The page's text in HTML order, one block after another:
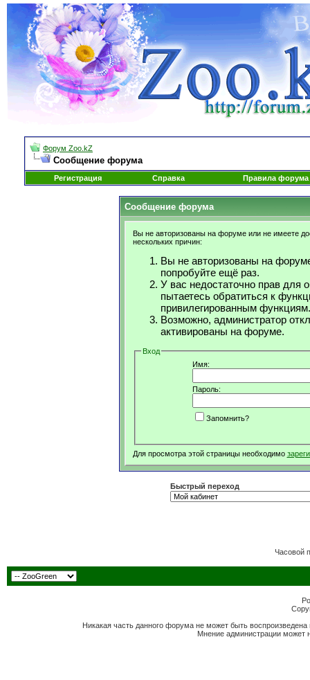
Форум Zoo.kZ
Сообщение форума
Регистрация Справка Правила форума
Сообщение форума
Вы не авторизованы на форуме или не имеете
нескольких причин:
Вы не авторизованы на
попробуйте ещё раз.
У вас недостаточно прав для
пытаетесь обратиться к
привилегированным функциям.
Возможно, администратор
активированы на форуме.
Вход
Имя:
Пароль:
Запомнить?
Для просмотра этой страницы необходимо
Быстрый переход
Часовой
Никакая часть данного форума не может быть
Мнение администрации может